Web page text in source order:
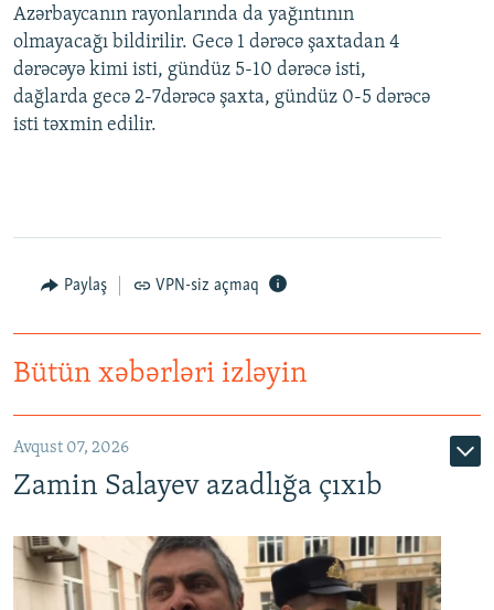
Azərbaycanın rayonlarında da yağıntının
olmayacağı bildirilir. Gecə 1 dərəcə şaxtadan 4
dərəcəyə kimi isti, gündüz 5-10 dərəcə isti,
dağlarda gecə 2-7dərəcə şaxta, gündüz 0-5 dərəcə
isti təxmin edilir.
Paylaş VPN-siz açmaq
Bütün xəbərləri izləyin
Avqust 07, 2026
Zamin Salayev azadlığa çıxıb